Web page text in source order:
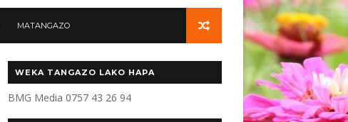
MATANGAZO
WEKA TANGAZO LAKO HAPA
BMG Media 0757 43 26 94